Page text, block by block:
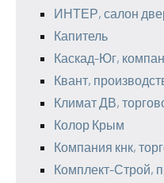
ИНТЕР, салон
Капитель
Каскад-Юг,
Квант,
Климат ДВ,
Колор Крым
Компания кнк,
Комплект-Строй,